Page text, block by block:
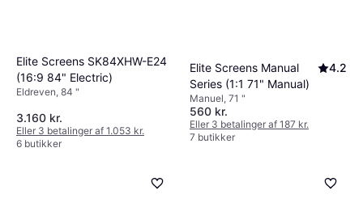
Elite Screens SK84XHW-E24
(16:9 84" Electric)
Eldreven, 84 "
3.160 kr.
Eller 3 betalinger af 1.053 kr.
6 butikker
Elite Screens Manual
Series (1:1 71" Manual)
4.2
Manuel, 71 "
560 kr.
Eller 3 betalinger af 187 kr.
7 butikker